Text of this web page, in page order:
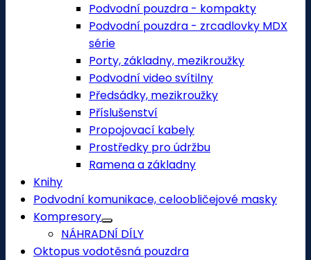
Podvodní pouzdra - kompakty
Podvodní pouzdra - zrcadlovky MDX
série
Porty, základny, mezikroužky
Podvodní video svítilny
Předsádky, mezikroužky
Příslušenství
Propojovací kabely
Prostředky pro údržbu
Ramena a základny
Knihy
Podvodní komunikace, celoobličejové masky
Kompresory
NÁHRADNÍ DÍLY
Oktopus vodotěsná pouzdra